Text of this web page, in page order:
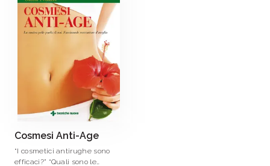
Cosmesi Anti-Age
“I cosmetici antirughe sono
efficaci?” “Quali sono le